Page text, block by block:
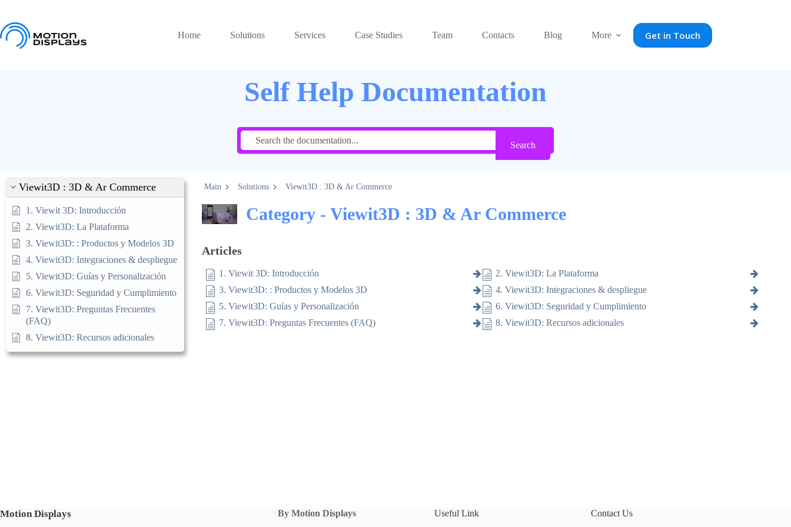
content
Home
Solutions Services Case Studies Team Contacts Blog More Get in Touch
Self Help Documentation
Search
Viewit3D : 3D & Ar Commerce
1. Viewit 3D: Introducción
2. Viewit3D: La Plataforma
3. Viewit3D: : Productos y Modelos 3D
4. Viewit3D: Integraciones & despliegue
5. Viewit3D: Guías y Personalización
6. Viewit3D: Seguridad y Cumplimiento
7. Viewit3D: Preguntas Frecuentes
(FAQ)
8. Viewit3D: Recursos adicionales
Main Solutions Viewit3D : 3D & Ar Commerce
Category - Viewit3D : 3D & Ar Commerce
Articles
1. Viewit 3D: Introducción
2. Viewit3D: La Plataforma
3. Viewit3D: : Productos y Modelos 3D
4. Viewit3D: Integraciones & despliegue
5. Viewit3D: Guías y Personalización
6. Viewit3D: Seguridad y Cumplimiento
7. Viewit3D: Preguntas Frecuentes (FAQ)
8. Viewit3D: Recursos adicionales
Motion Displays By Motion Displays Useful Link Contact Us